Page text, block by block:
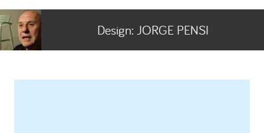
Design: JORGE PENSI